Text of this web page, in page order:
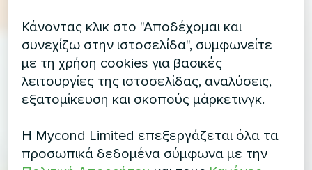
Κάνοντας κλικ στο "Αποδέχομαι και
συνεχίζω στην ιστοσελίδα", συμφωνείτε
με τη χρήση cookies για βασικές
λειτουργίες της ιστοσελίδας, αναλύσεις,
εξατομίκευση και σκοπούς μάρκετινγκ.
Η Mycond Limited επεξεργάζεται όλα τα
προσωπικά δεδομένα σύμφωνα με την